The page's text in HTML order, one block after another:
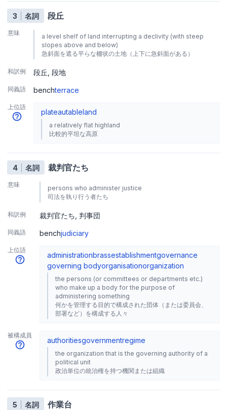
3 名詞 段丘
意味
a level shelf of land interrupting a declivity (with steep
slopes above and below)
急斜面を遮る平らな棚状の土地（上下に急斜面がある）
和訳例 段丘 段地
同義語 benchterrace
上位語
plateautableland
a relatively flat highland
比較的平坦な高原
4 名詞 裁判官たち
意味
persons who administer justice
司法を執り行う者たち
和訳例 裁判官たち 判事団
同義語 benchjudiciary
上位語
administrationbrassestablishmentgovernance
governing bodyorganisationorganization
the persons (or committees or departments etc.)
who make up a body for the purpose of
administering something
何かを管理する目的で構成された団体（または委員会、
部署など）を構成する人々
被構成員
authoritiesgovernmentregime
the organization that is the governing authority of a
political unit
政治単位の統治権を持つ機関または組織
5 名詞 作業台